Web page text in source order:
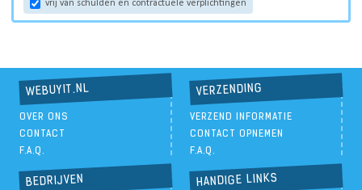
vrij van schulden en contractuele verplichtingen
WEBUYIT.NL
OVER ONS
CONTACT
F.A.Q.
VERZENDING
VERZEND INFORMATIE
CONTACT OPNEMEN
F.A.Q.
BEDRIJVEN HANDIGE LINKS